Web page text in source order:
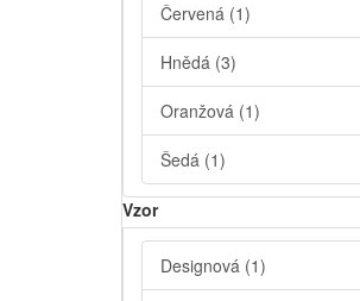
Červená (1)
Hnědá (3)
Oranžová (1)
Šedá (1)
Vzor
Designová (1)